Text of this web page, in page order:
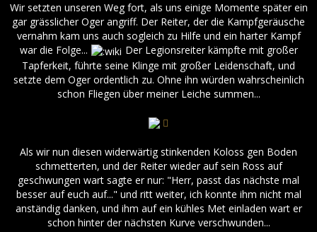
Wir setzten unseren Weg fort, als uns einige Momente später ein
gar grässlicher Oger angriff. Der Reiter, der die Kampfgeräusche
vernahm kam uns auch sogleich zu Hilfe und ein harter Kampf
war die Folge...
Der Legionsreiter kämpfte mit großer
Tapferkeit, führte seine Klinge mit großer Leidenschaft, und
setzte dem Oger ordentlich zu. Ohne ihn würden wahrscheinlich
schon Fliegen über meiner Leiche summen...
Als wir nun diesen widerwärtig stinkenden Koloss gen Boden
schmetterten, und der Reiter wieder auf sein Ross auf
geschwungen wart sagte er nur: "Herr, passt das nächste mal
besser auf euch auf..." und ritt weiter, ich konnte ihm nicht mal
anständig danken, und ihm auf ein kühles Met einladen wart er
schon hinter der nächsten Kurve verschwunden...